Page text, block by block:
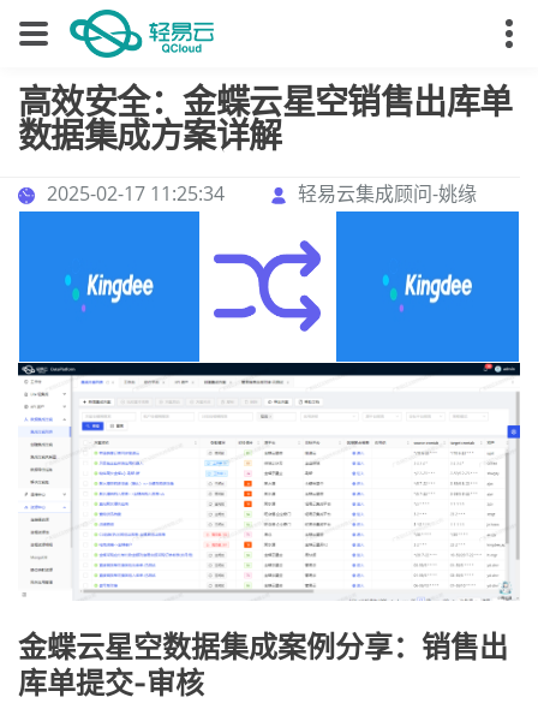
高效安全：金蝶云星空销售出库单
数据集成方案详解
2025-02-17 11:25:34 轻易云集成顾问-姚缘
金蝶云星空数据集成案例分享：销售出
库单提交-审核